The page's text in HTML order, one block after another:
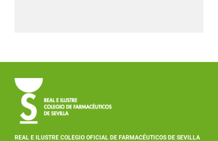
REAL E ILUSTRE COLEGIO OFICIAL DE FARMACÉUTICOS DE SEVILLA